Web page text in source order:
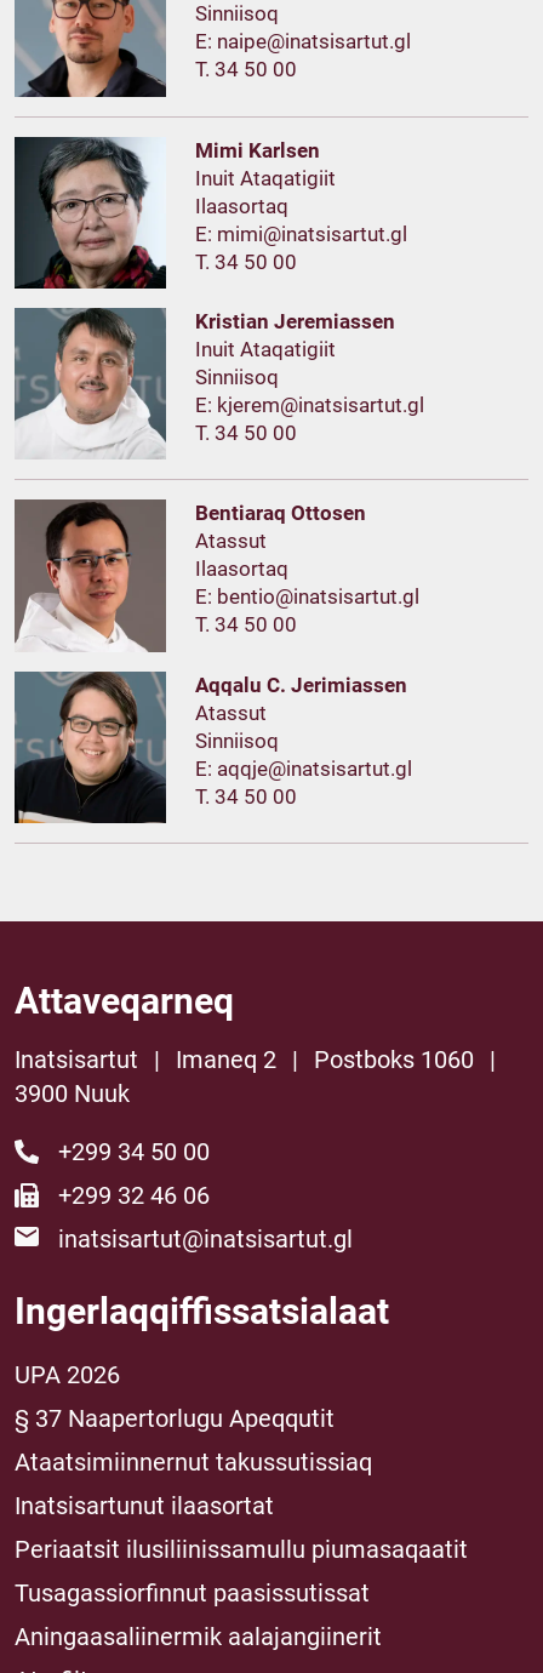
Sinniisoq
E:
T. 34 50 00
Mimi Karlsen
Inuit Ataqatigiit
Ilaasortaq
E:
T. 34 50 00
Kristian Jeremiassen
Inuit Ataqatigiit
Sinniisoq
E:
T. 34 50 00
Bentiaraq Ottosen
Atassut
Ilaasortaq
E:
T. 34 50 00
Aqqalu C. Jerimiassen
Atassut
Sinniisoq
E:
T. 34 50 00
Attaveqarneq
Inatsisartut | Imaneq 2 | Postboks 1060
|
3900 Nuuk
+299 34 50 00
+299 32 46 06
inatsisartut@inatsisartut.gl
Ingerlaqqiffissatsialaat
UPA 2026
§ 37 Naapertorlugu Apeqqutit
Ataatsimiinnernut takussutissiaq
Inatsisartunut ilaasortat
Periaatsit ilusiliinissamullu piumasaqaatit
Tusagassiorfinnut paasissutissat
Aningaasaliinermik aalajangiinerit